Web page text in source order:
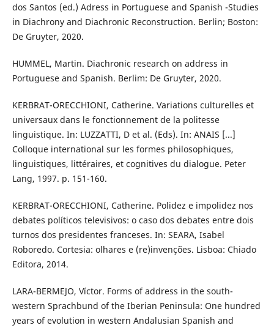
dos Santos (ed.) Adress in Portuguese and Spanish -Studies
in Diachrony and Diachronic Reconstruction. Berlin; Boston:
De Gruyter, 2020.
HUMMEL, Martin. Diachronic research on address in
Portuguese and Spanish. Berlim: De Gruyter, 2020.
KERBRAT-ORECCHIONI, Catherine. Variations culturelles et
universaux dans le fonctionnement de la politesse
linguistique. In: LUZZATTI, D et al. (Eds). In: ANAIS [...]
Colloque international sur les formes philosophiques,
linguistiques, littéraires, et cognitives du dialogue. Peter
Lang, 1997. p. 151-160.
KERBRAT-ORECCHIONI, Catherine. Polidez e impolidez nos
debates políticos televisivos: o caso dos debates entre dois
turnos dos presidentes franceses. In: SEARA, Isabel
Roboredo. Cortesia: olhares e (re)invenções. Lisboa: Chiado
Editora, 2014.
LARA-BERMEJO, Víctor. Forms of address in the south-
western Sprachbund of the Iberian Peninsula: One hundred
years of evolution in western Andalusian Spanish and